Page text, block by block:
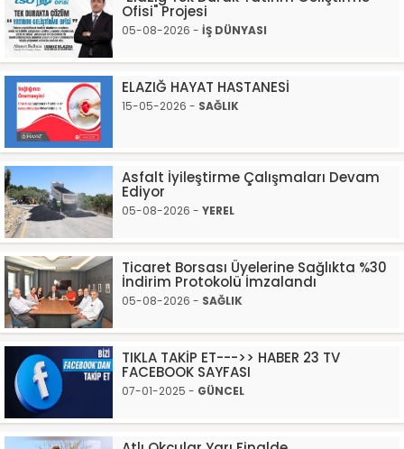
Ofisi" Projesi
05-08-2026 - İŞ DÜNYASI
ELAZIĞ HAYAT HASTANESİ
15-05-2026 - SAĞLIK
Asfalt İyileştirme Çalışmaları Devam
Ediyor
05-08-2026 - YEREL
Ticaret Borsası Üyelerine Sağlıkta %30
İndirim Protokolü İmzalandı
05-08-2026 - SAĞLIK
TIKLA TAKİP ET--->> HABER 23 TV
FACEBOOK SAYFASI
07-01-2025 - GÜNCEL